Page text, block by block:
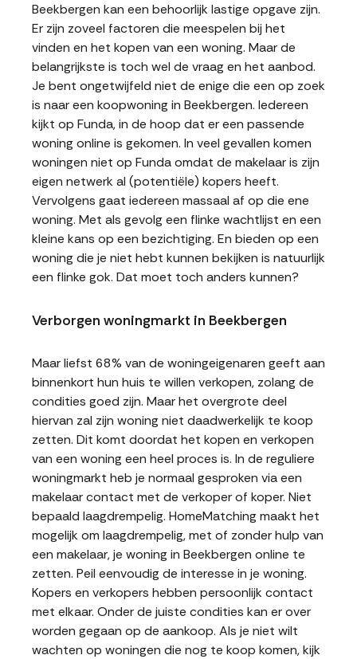
Beekbergen kan een behoorlijk lastige opgave zijn.
Er zijn zoveel factoren die meespelen bij het
vinden en het kopen van een woning. Maar de
belangrijkste is toch wel de vraag en het aanbod.
Je bent ongetwijfeld niet de enige die een op zoek
is naar een koopwoning in Beekbergen. Iedereen
kijkt op Funda, in de hoop dat er een passende
woning online is gekomen. In veel gevallen komen
woningen niet op Funda omdat de makelaar is zijn
eigen netwerk al (potentiële) kopers heeft.
Vervolgens gaat iedereen massaal af op die ene
woning. Met als gevolg een flinke wachtlijst en een
kleine kans op een bezichtiging. En bieden op een
woning die je niet hebt kunnen bekijken is natuurlijk
een flinke gok. Dat moet toch anders kunnen?
Verborgen woningmarkt in Beekbergen
Maar liefst 68% van de woningeigenaren geeft aan
binnenkort hun huis te willen verkopen, zolang de
condities goed zijn. Maar het overgrote deel
hiervan zal zijn woning niet daadwerkelijk te koop
zetten. Dit komt doordat het kopen en verkopen
van een woning een heel proces is. In de reguliere
woningmarkt heb je normaal gesproken via een
makelaar contact met de verkoper of koper. Niet
bepaald laagdrempelig. HomeMatching maakt het
mogelijk om laagdrempelig, met of zonder hulp van
een makelaar, je woning in Beekbergen online te
zetten. Peil eenvoudig de interesse in je woning.
Kopers en verkopers hebben persoonlijk contact
met elkaar. Onder de juiste condities kan er over
worden gegaan op de aankoop. Als je niet wilt
wachten op woningen die nog te koop komen, kijk